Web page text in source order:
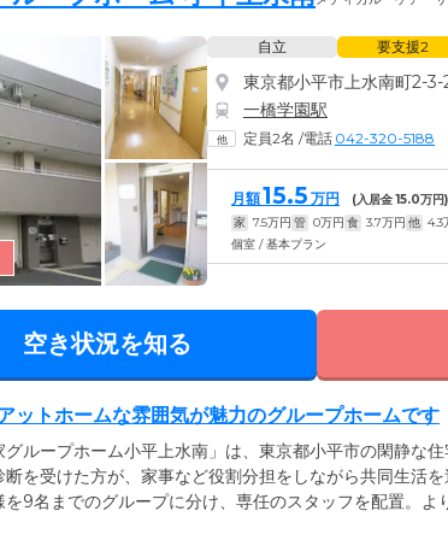
自立 要支援2
東京都小平市上水南町2-
一橋学園駅
定員2名 /電話 042-320-5188
月額15.5 万円 (入居金15.0万円
家 7.5万円 管 0万円 食 3.7万円 他 4.3
個室 / 基本プラン
空き状況を知る
ットホームな雰囲気が魅力のグループホームです
グループホーム小平上水南」は、東京都小平市の閑静な
断を受けた方が、家事など役割分担をしながら共同生活
を9名までのグループに分け、専任のスタッフを配置。よ